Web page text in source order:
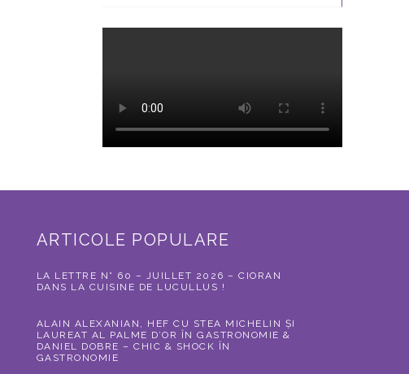
ARTICOLE POPULARE
LA LETTRE N° 60 – JUILLET 2026 – CIORAN
DANS LA CUISINE DE LUCULLUS !
ALAIN ALEXANIAN, HEF CU STEA MICHELIN ȘI
LAUREAT AL PALME D’OR ÎN GASTRONOMIE &
DANIEL DOBRE – CHIC & SHOCK ÎN
GASTRONOMIE